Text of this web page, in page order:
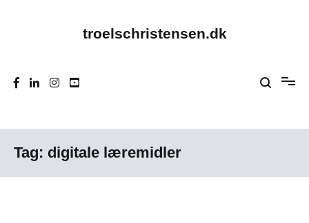
troelschristensen.dk
Tag: digitale læremidler